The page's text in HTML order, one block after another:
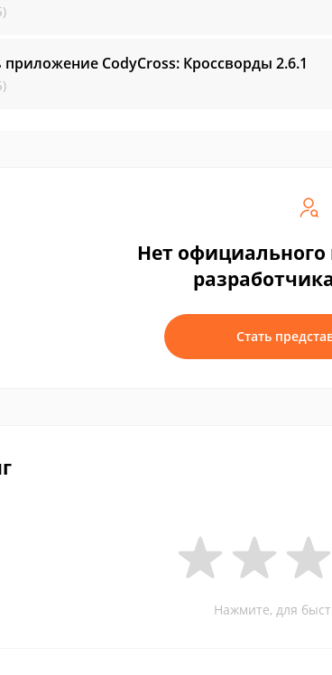
приложение CodyCross: Кроссворды 2.6.1
Нет официального
Стать
Нажмите, для